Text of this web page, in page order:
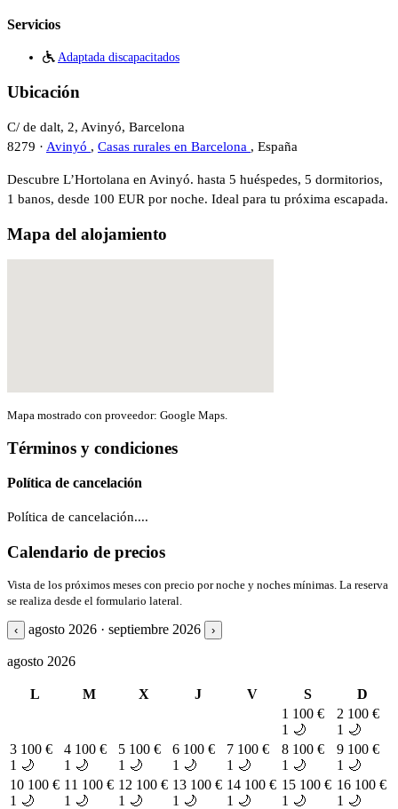
Servicios
Adaptada discapacitados
Ubicación
C/ de dalt, 2, Avinyó, Barcelona
8279 · Avinyó , Casas rurales en Barcelona , España
Descubre L’Hortolana en Avinyó. hasta 5 huéspedes, 5 dormitorios,
1 banos, desde 100 EUR por noche. Ideal para tu próxima escapada.
Mapa del alojamiento
Mapa mostrado con proveedor: Google Maps.
Términos y condiciones
Política de cancelación
Política de cancelación....
Calendario de precios
Vista de los próximos meses con precio por noche y noches mínimas. La reserva
se realiza desde el formulario lateral.
‹ agosto 2026 · septiembre 2026 ›
agosto 2026
L M X J V S
D
1 100 €
1 🌙
2 100 €
1 🌙
3 100 €
1 🌙
4 100 €
1 🌙
5 100 €
1 🌙
6 100 €
1 🌙
7 100 €
1 🌙
8 100 €
1 🌙
9 100 €
1 🌙
10 100 €
1 🌙
11 100 €
1 🌙
12 100 €
1 🌙
13 100 €
1 🌙
14 100 €
1 🌙
15 100 €
1 🌙
16 100 €
1 🌙